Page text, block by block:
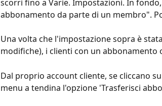
scorri fino a Varie. Impostazioni. In
abbonamento da parte di un membro".
Una volta che l'impostazione sopra è
modifiche), i clienti con un abbonamento
Dal proprio account cliente, se cliccano
menu a tendina l'opzione 'Trasferisci